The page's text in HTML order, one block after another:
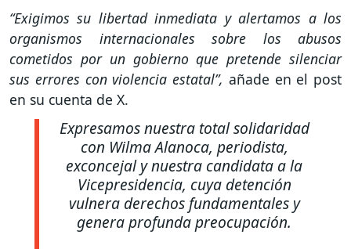
“Exigimos su libertad inmediata y alertamos a los
organismos internacionales sobre los abusos
cometidos por un gobierno que pretende silenciar
sus errores con violencia estatal”, añade en el post
en su cuenta de X.
Expresamos nuestra total solidaridad
con Wilma Alanoca, periodista,
exconcejal y nuestra candidata a la
Vicepresidencia, cuya detención
vulnera derechos fundamentales y
genera profunda preocupación.